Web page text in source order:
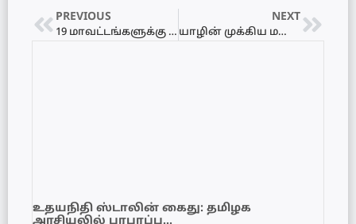
PREVIOUS
19 மாவட்டங்களுக்கு ‘அதி உயர்’ அபாய சிவப்பு எச்சரிக்கை!
NEXT
யாழின் முக்கிய மனிதக் கடத்தல்காரர் குறித்து இஷாரா தகவல்!
உதயநிதி ஸ்டாலின் கைது: தமிழக
அரசியலில் பரபரப்பு…